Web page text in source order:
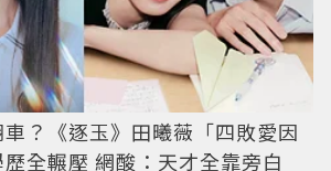
？《逐玉》田曦薇「四敗愛因
全輾壓 網酸：天才全靠旁白